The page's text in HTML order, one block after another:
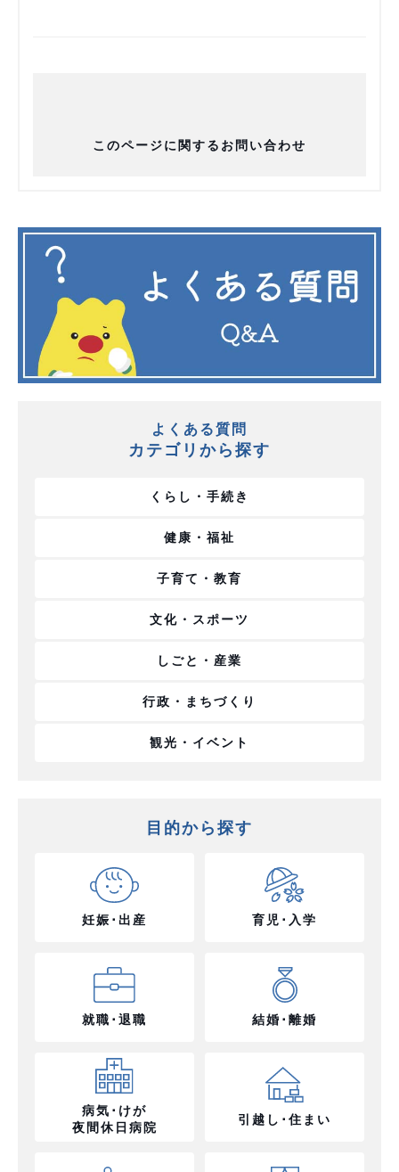
このページに関するお問い合わせ
よくある質問
カテゴリから探す
くらし・手続き
健康・福祉
子育て・教育
文化・スポーツ
しごと・産業
行政・まちづくり
観光・イベント
目的から探す
妊娠･出産 育児･入学
就職･退職 結婚･離婚
病気･けが
夜間休日病院
引越し･住まい